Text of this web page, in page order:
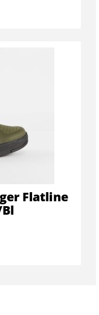
Flatline